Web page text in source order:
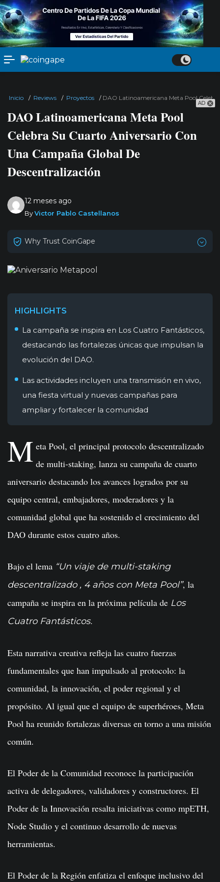
AD
Inicio / Reviews / Proyectos / DAO Latinoamericana Meta Pool
DAO Latinoamericana Meta Pool
Celebra Su Cuarto Aniversario Con
Una Campaña Global De
Descentralización
12 meses ago
ByVictor Pablo Castellanos
Why Trust CoinGape
HIGHLIGHTS
La campaña se inspira en Los Cuatro Fantásticos,
destacando las fortalezas únicas que impulsan la
evolución del DAO.
Las actividades incluyen una transmisión en vivo,
una fiesta virtual y nuevas campañas para
ampliar y fortalecer la comunidad
M eta Pool, el principal protocolo descentralizado
de multi-staking, lanza su campaña de cuarto
aniversario destacando los avances logrados por su
equipo central, embajadores, moderadores y la
comunidad global que ha sostenido el crecimiento del
DAO durante estos cuatro años.
Bajo el lema “Un viaje de multi-staking
descentralizado , 4 años con Meta Pool”, la
campaña se inspira en la próxima película de Los
Cuatro Fantásticos.
Esta narrativa creativa refleja las cuatro fuerzas
fundamentales que han impulsado al protocolo: la
comunidad, la innovación, el poder regional y el
propósito. Al igual que el equipo de superhéroes, Meta
Pool ha reunido fortalezas diversas en torno a una misión
común.
El Poder de la Comunidad reconoce la participación
activa de delegadores, validadores y constructores. El
Poder de la Innovación resalta iniciativas como mpETH,
Node Studio y el continuo desarrollo de nuevas
herramientas.
El Poder de la Región enfatiza el enfoque inclusivo del